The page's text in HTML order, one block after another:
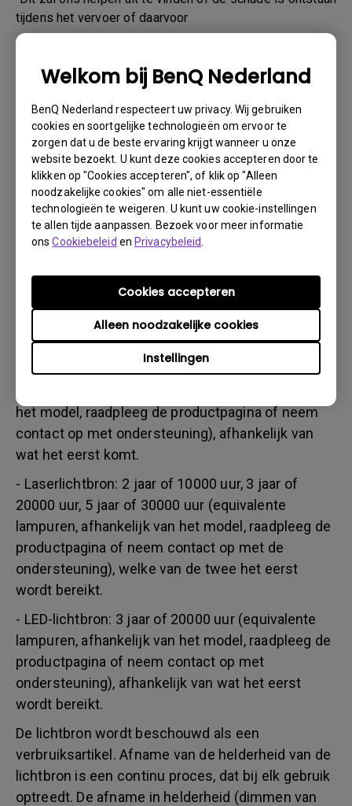
Welkom bij BenQ Nederland
BenQ Nederland respecteert uw privacy. Wij gebruiken
cookies en soortgelijke technologieën om ervoor te
zorgen dat u de beste ervaring krijgt wanneer u onze
website bezoekt. U kunt deze cookies accepteren door te
klikken op "Cookies accepteren", of klik op "Alleen
noodzakelijke cookies" om alle niet-essentiële
technologieën te weigeren. U kunt uw cookie-instellingen
te allen tijde aanpassen. Bezoek voor meer informatie
onsCookiebeleid enPrivacybeleid
Instellingen
Alleen noodzakelijke cookies
Cookies accepteren
tijdens het vervoer of daarvoor
1. Informeer BenQ via Internet of de detaillist zo
a. het verpakkingsmateriaal (binnen- en buitenzijde)
b. de fysieke schade
3. Denk er vooral aan de factuur en het afleverbericht
gereed te hebben
4. Gebruik het product niet, omdat gebruikersuren kunnen
worden gecontroleerd.
Garantie Beperking
Garantie op de lamp (hierna lichtbron genoemd) is
gebaseerd op het type lichtbron en is beperkt tot:
- Lamp (UHP) lichtbron: 1 jaar of 2000 uur/ 3 jaar
het model, raadpleeg de productpagina of neem
contact op met ondersteuning), afhankelijk van
wat het eerst komt.
- Laserlichtbron: 2 jaar of 10000 uur, 3 jaar of
20000 uur, 5 jaar of 30000 uur (equivalente
lampuren, afhankelijk van het model, raadpleeg de
productpagina of neem contact op met de
ondersteuning), welke van de twee het eerst
wordt bereikt.
- LED-lichtbron: 3 jaar of 20000 uur (equivalente
lampuren, afhankelijk van het model, raadpleeg de
productpagina of neem contact op met
ondersteuning), afhankelijk van wat het eerst
wordt bereikt.
De lichtbron wordt beschouwd als een
verbruiksartikel. Afname van de helderheid van de
lichtbron is een continu proces, dat bij elk gebruik
optreedt. De afname in helderheid (dimmen van